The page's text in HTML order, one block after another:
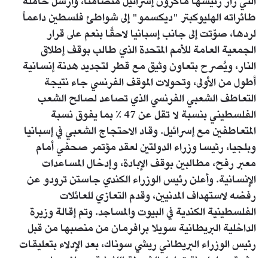
طائراته الهليوكبتر "ديكسمو" إلى شواطئ فلسطين داعماً
لردها، صوّتت إلى جانب إسبانيا لاحقًا بنعم على قرار
الجمعية العامة للأمم المتحدة الذي طالب بوقف إطلاق
النار، ويُصرح بتعاون وثيق مع قطر لتجديد هدنة إنسانية
أطول من الأولى، وتحولات الموقف الفرنسي جاء نتيجة
التعاطف الشعبي الفرنسي الذي تصاعد لصالح الشعب
الفلسطيني بنسبة لا تقل عن 47 ٪ بما يفوق نسبة
المتعاطفين مع إسرائيل. وقاد الاحتجاج الشعبي في إسبانيا
وبلجيا، رئيسا وزراء الدولتين لعقد مؤتمر صحفي أمام
معبر رفح، مطالبين بوقف الإبادة، وإدخال المساعدات
الإنسانية. وأعلن رئيس الوزراء الكندي جاستن ترودو عن
رفضه لاستهداف المدنيين، وقدم التعازي للعائلات
الفلسطينية الكندية في البيوت والمساجد. وتم إقالة وزيرة
الداخلية البريطانية سويلا برافرمان من منصبها من قبل
رئيس الوزراء البريطاني ريشي سوناك، بعد الإدلاء بتعليقات